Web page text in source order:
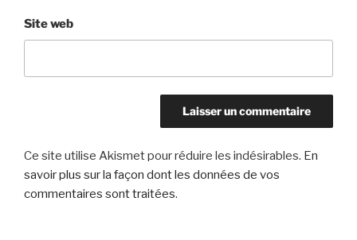
Site web
Ce site utilise Akismet pour réduire les indésirables. En
savoir plus sur la façon dont les données de vos
commentaires sont traitées.